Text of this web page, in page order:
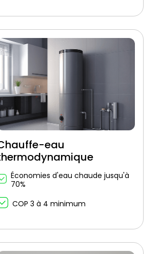
eau
Économies d'eau chaude jusqu'à
70%
COP 3 à 4 minimum